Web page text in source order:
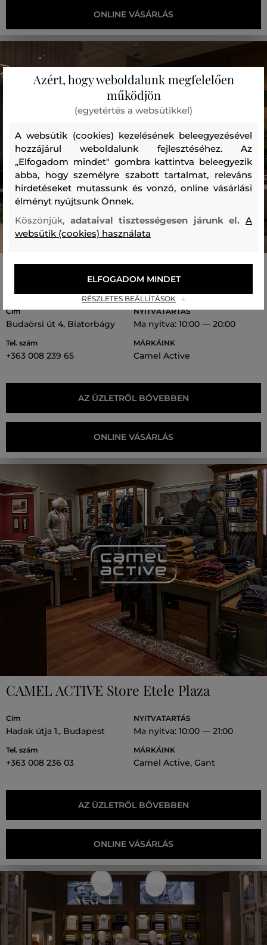
ONLINE VÁSÁRLÁS
CAMEL ACTIVE Outlet Biatorbágy
Cím
Budaörsi út 4, Biatorbágy
Tel. szám
+363 008 239 65
NYITVATARTÁS
Ma nyitva: 10:00 — 20:00
MÁRKÁINK
Camel Active
AZ ÜZLETRŐL BŐVEBBEN
ONLINE VÁSÁRLÁS
CAMEL ACTIVE Store Etele Plaza
Cím
Hadak útja 1., Budapest
Tel. szám
+363 008 236 03
NYITVATARTÁS
Ma nyitva: 10:00 — 21:00
MÁRKÁINK
Camel Active, Gant
AZ ÜZLETRŐL BŐVEBBEN
ONLINE VÁSÁRLÁS
Azért, hogy weboldalunk megfelelően
működjön
(egyetértés a websütikkel)
A websütik (cookies) kezelésének beleegyezésével
hozzájárul weboldalunk fejlesztéséhez. Az
„Elfogadom mindet" gombra kattintva beleegyezik
abba, hogy személyre szabott tartalmat, releváns
hirdetéseket mutassunk és vonzó, online vásárlási
élményt nyújtsunk Önnek.
Köszönjük, adataival tisztességesen járunk el.A
websütik (cookies) használata
RÉSZLETES BEÁLLÍTÁSOK
ELFOGADOM MINDET